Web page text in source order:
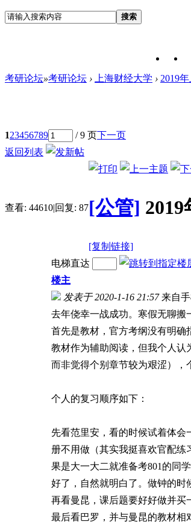
搜索
考研论坛»考研论坛 › 上海财经大学 › 2019
123456789 / 9 页下一页
返回列表
查看: 44610|回复: 87[公管]
[复制链接]
电梯直达
楼主
发表于 2020-1-16 21:57 来自
去年侥幸一战成功。寒假无聊搬
首先是教材，官方考纲没有明确
教材作为辅助阅读，但我个人认
而非觉得个别章节较为艰涩），
个人的复习顺序如下：
先看范里安，看的时候试着体
册不用做（其实我挺喜欢官配练
果是大一大二就准备考801的同
好了，自然就明白了。做钟的时
再看曼昆，课后题要好好做并买
最后看巴罗，并与曼昆的教材相